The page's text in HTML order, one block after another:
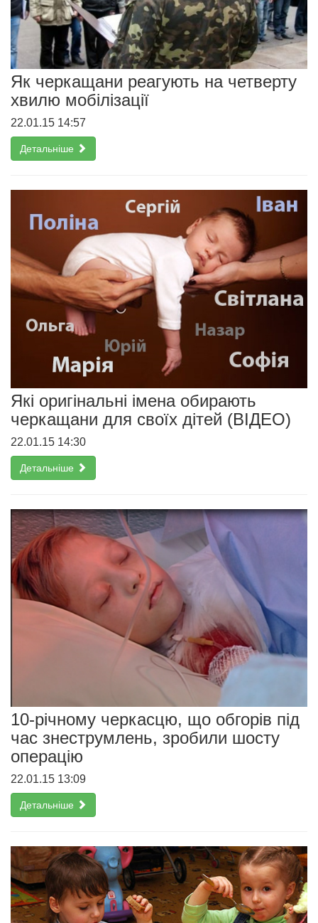
Як черкащани реагують на четверту
хвилю мобілізації
22.01.15 14:57
Детальніше
Які оригінальні імена обирають
черкащани для своїх дітей (ВІДЕО)
22.01.15 14:30
Детальніше
10-річному черкасцю, що обгорів під
час знеструмлень, зробили шосту
операцію
22.01.15 13:09
Детальніше